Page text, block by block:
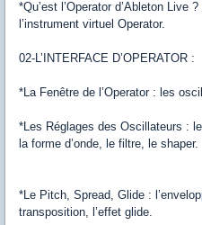
*Qu’est l’Operator d’Ableton Live
l’instrument virtuel Operator.
02-L’INTERFACE D’OPERATOR :
*La Fenêtre de l’Operator : les
*Les Réglages des Oscillateurs :
la forme d’onde, le filtre, le shaper.
*Le Pitch, Spread, Glide :
transposition, l’effet glide.